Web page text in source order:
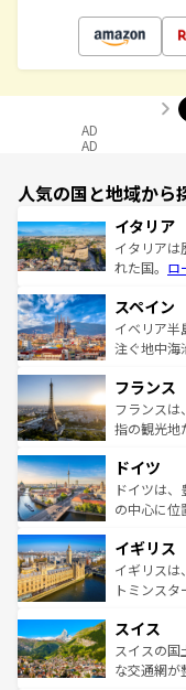
AD
AD
人気の国と地域から
イタリア
イタリアは
れた国。 ロ
ろん、トス
景など、自
ピザやパス
ませてくれ
なお、新着
しい。
スペイン
イベリア半
注ぐ地中海
文化が根付
れる闘牛、
る。首都マ
の城塞都市
せる。地
フランス
フランスは
指の観光地
で、幅広い
聖堂、美
から魅了す
いる。シャ
香り高いラ
らに、パ
れる地方に
を参照して
ドイツ
ドイツは
の中心に位
顔を持つこ
ルリンの文
してライ
は、お酒好き
ドイツ情報
イギリス
イギリスは
トミンス
リアごとに
ティー、
戦など、本
スイス
スイスの
な交通網が